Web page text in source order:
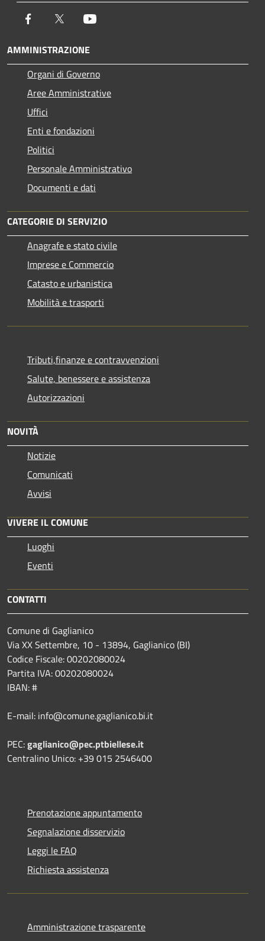
Facebook Twitter
AMMINISTRAZIONE
Organi di Governo
Aree Amministrative
Uffici
Enti e fondazioni
Politici
Personale Amministrativo
Documenti e dati
CATEGORIE DI SERVIZIO
Anagrafe e stato civile
Imprese e Commercio
Catasto e urbanistica
Mobilità e trasporti
Tributi,finanze e contravvenzioni
Salute, benessere e assistenza
Autorizzazioni
NOVITÀ
Notizie
Comunicati
Avvisi
VIVERE IL COMUNE
Luoghi
Eventi
CONTATTI
Comune di Gaglianico
Via XX Settembre, 10 - 13894, Gaglianico (BI)
Codice Fiscale: 00202080024
Partita IVA: 00202080024
IBAN: #
E-mail: info@comune.gaglianico.bi.it
PEC:gaglianico@pec.ptbiellese.it
Centralino Unico: +39 015 2546400
Prenotazione appuntamento
Segnalazione disservizio
Leggi le FAQ
Richiesta assistenza
Amministrazione trasparente